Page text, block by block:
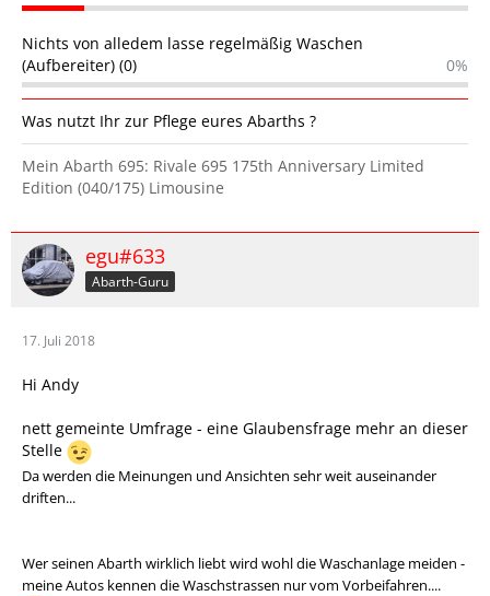
Nichts von alledem lasse regelmäßig Waschen
(Aufbereiter) (0)
0%
Was nutzt Ihr zur Pflege eures Abarths ?
Mein Abarth 695: Rivale 695 175th Anniversary Limited
Edition (040/175) Limousine
egu#633
Abarth-Guru
17. Juli 2018
Hi Andy
nett gemeinte Umfrage - eine Glaubensfrage mehr an dieser
Stelle
Da werden die Meinungen und Ansichten sehr weit auseinander
driften...
Wer seinen Abarth wirklich liebt wird wohl die Waschanlage meiden -
meine Autos kennen die Waschstrassen nur vom Vorbeifahren....